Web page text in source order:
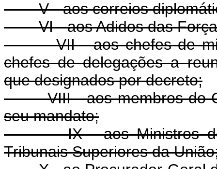
V - aos correios
VI - aos Adidos das
VII - aos chefes de
chefes de delegações a
que designados por decreto;
VIII - aos membros do
seu mandato;
IX - aos Ministros do
Tribunais Superiores da